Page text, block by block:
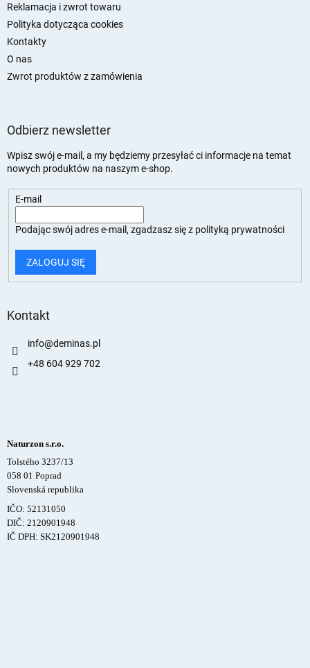
Reklamacja i zwrot towaru
Polityka dotycząca cookies
Kontakty
O nas
Zwrot produktów z zamówienia
Odbierz newsletter
Wpisz swój e-mail, a my będziemy przesyłać ci informacje na temat
nowych produktów na naszym e-shop.
E-mail
Podając swój adres e-mail, zgadzasz się z polityką prywatności
ZALOGUJ SIĘ
Kontakt
info@deminas.pl
+48 604 929 702
Naturzon s.r.o.
Tolstého 3237/13
058 01 Poprad
Slovenská republika
IČO: 52131050
DIČ: 2120901948
IČ DPH: SK2120901948